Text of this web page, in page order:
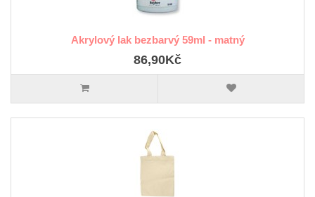
Akrylový lak bezbarvý 59ml - matný
86,90Kč